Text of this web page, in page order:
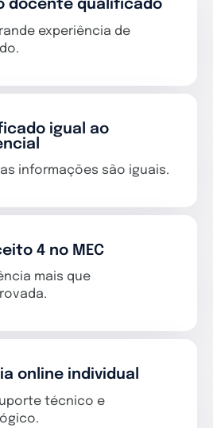
docente qualificado
experiência de
igual ao
informações são iguais.
4 no MEC
mais que
online individual
técnico e